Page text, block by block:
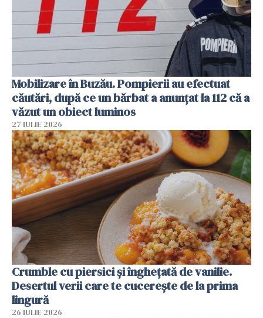
Mobilizare în Buzău. Pompierii au efectuat
căutări, după ce un bărbat a anunțat la 112 că a
văzut un obiect luminos
27 IULIE 2026
Crumble cu piersici și înghețată de vanilie.
Desertul verii care te cucerește de la prima
lingură
26 IULIE 2026